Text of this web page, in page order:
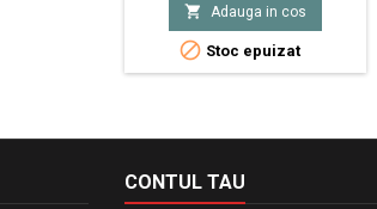
 Adauga in cos
 Stoc epuizat
CONTUL TAU